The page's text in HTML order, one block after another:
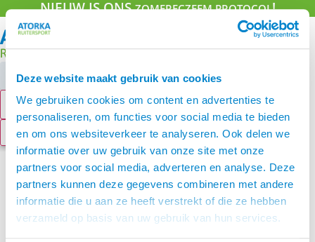
Deze website maakt gebruik van cookies
We gebruiken cookies om content en advertenties te
personaliseren, om functies voor social media te bieden
en om ons websiteverkeer te analyseren. Ook delen we
informatie over uw gebruik van onze site met onze
partners voor social media, adverteren en analyse. Deze
partners kunnen deze gegevens combineren met andere
informatie die u aan ze heeft verstrekt of die ze hebben
verzameld op basis van uw gebruik van hun services.
Ga
naar
de
inhoud
NIEUW IS ONSZOMERECZEEM PROTOCOL!
Resultaten
Alle resultaten bekijken